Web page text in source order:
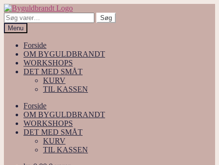
Spring
til
navigation
Spring
til
indhold
Søg
efter:
Søg
Menu
Forside
OM BYGULDBRANDT
WORKSHOPS
DET MED SMÅT
KURV
TIL KASSEN
Forside
OM BYGULDBRANDT
WORKSHOPS
DET MED SMÅT
KURV
TIL KASSEN